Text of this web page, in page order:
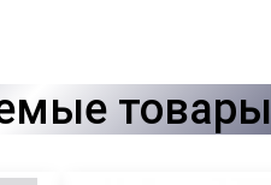
товары